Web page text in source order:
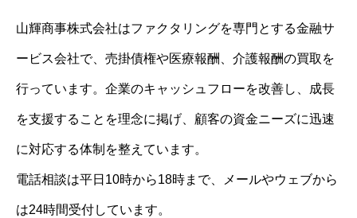
山輝商事株式会社はファクタリングを専門とする金融サ
ービス会社で、売掛債権や医療報酬、介護報酬の買取を
行っています。企業のキャッシュフローを改善し、成長
を支援することを理念に掲げ、顧客の資金ニーズに迅速
に対応する体制を整えています。
電話相談は平日10時から18時まで、メールやウェブから
は24時間受付しています。